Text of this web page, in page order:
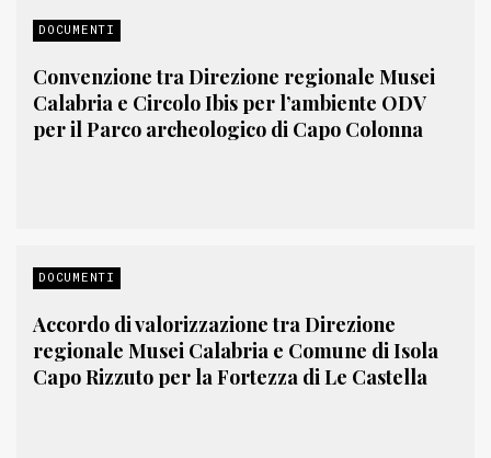
DOCUMENTI
Convenzione tra Direzione regionale Musei
Calabria e Circolo Ibis per l’ambiente ODV
per il Parco archeologico di Capo Colonna
DOCUMENTI
Accordo di valorizzazione tra Direzione
regionale Musei Calabria e Comune di Isola
Capo Rizzuto per la Fortezza di Le Castella